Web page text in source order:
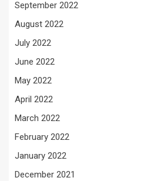
September 2022
August 2022
July 2022
June 2022
May 2022
April 2022
March 2022
February 2022
January 2022
December 2021